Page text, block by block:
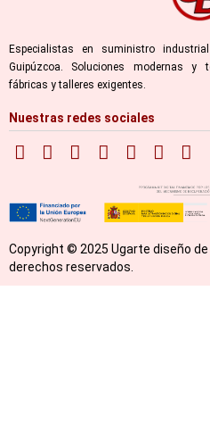
Especialistas en suministro
Guipúzcoa. Soluciones modernas y
fábricas y talleres exigentes.
Nuestras redes sociales
Copyright © 2025 Ugarte diseño
derechos reservados.